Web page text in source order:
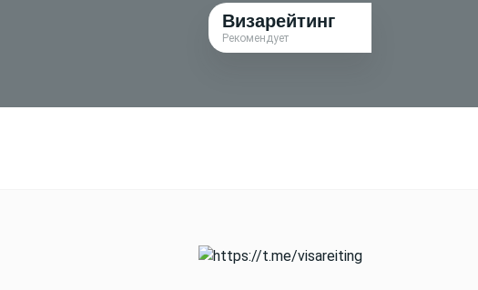
Визарейтинг
Рекомендует